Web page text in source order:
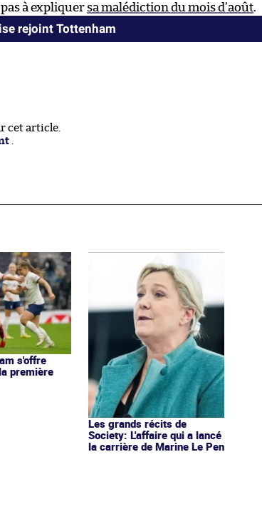
à expliquer sa malédiction du mois d’août.
rejoint Tottenham
cet article.
s'offre
première
Les grands récits de
Society: L'affaire qui a lancé
la carrière de Marine Le Pen